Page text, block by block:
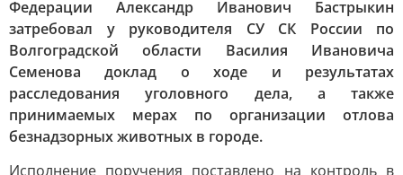
Федерации Александр Иванович Бастрыкин
затребовал у руководителя СУ СК России по
Волгоградской области Василия Ивановича
Семенова доклад о ходе и результатах
расследования уголовного дела, а также
принимаемых мерах по организации отлова
безнадзорных животных в городе.
Исполнение поручения поставлено на контроль в